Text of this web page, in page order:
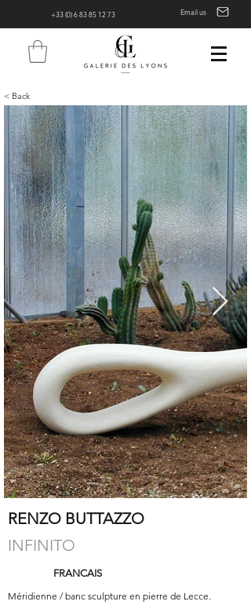
+33 (0) 6 83 85 12 73 Email us
< Back
RENZO BUTTAZZO
INFINITO
FRANCAIS
Méridienne / banc sculpture en pierre de Lecce.